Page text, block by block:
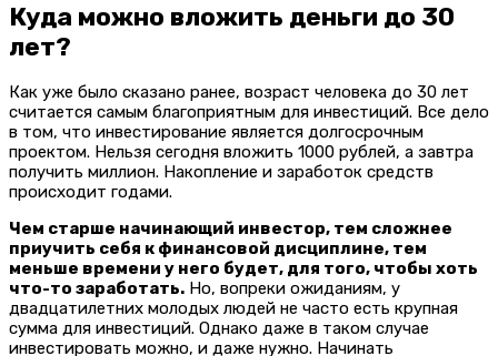
Куда можно вложить деньги до 30
лет?
Как уже было сказано ранее, возраст человека до 30 лет
считается самым благоприятным для инвестиций. Все дело
в том, что инвестирование является долгосрочным
проектом. Нельзя сегодня вложить 1000 рублей, а завтра
получить миллион. Накопление и заработок средств
происходит годами.
Чем старше начинающий инвестор, тем сложнее
приучить себя к финансовой дисциплине, тем
меньше времени у него будет, для того, чтобы хоть
что-то заработать. Но, вопреки ожиданиям, у
двадцатилетних молодых людей не часто есть крупная
сумма для инвестиций. Однако даже в таком случае
инвестировать можно, и даже нужно. Начинать